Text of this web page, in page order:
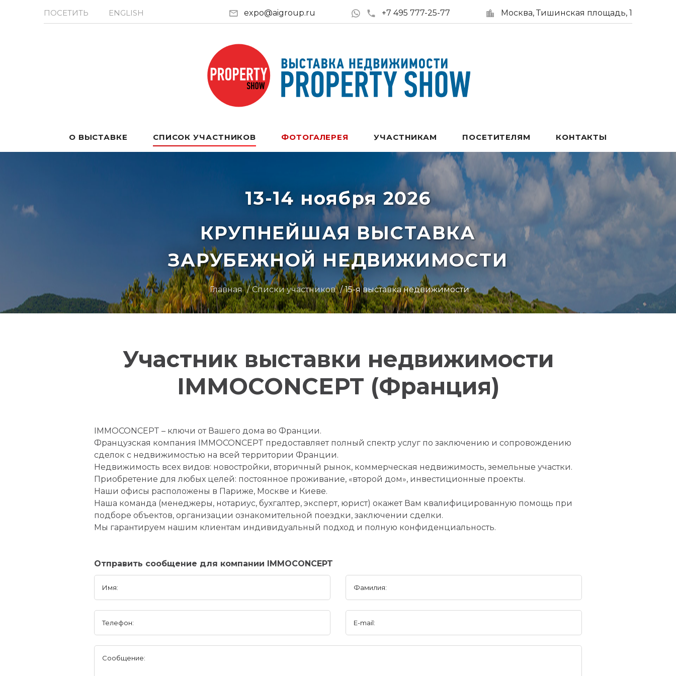
ПОСЕТИТЬ ENGLISH expo@aigroup.ru +7 495 777-25-77 Москва, Тишинская площадь, 1
О ВЫСТАВКЕ СПИСОК УЧАСТНИКОВ ФОТОГАЛЕРЕЯ УЧАСТНИКАМ ПОСЕТИТЕЛЯМ КОНТАКТЫ
13-14 ноября 2026
КРУПНЕЙШАЯ ВЫСТАВКА
ЗАРУБЕЖНОЙ НЕДВИЖИМОСТИ
Главная Списки участников 15-я выставка недвижимости
Участник выставки недвижимости
IMMOCONCEPT (Франция)
IMMOCONCEPT – ключи от Вашего дома во Франции.
Французская компания IMMOCONCEPT предоставляет полный спектр услуг по заключению и сопровождению
сделок с недвижимостью на всей территории Франции.
Недвижимость всех видов: новостройки, вторичный рынок, коммерческая недвижимость, земельные участки.
Приобретение для любых целей: постоянное проживание, «второй дом», инвестиционные проекты.
Наши офисы расположены в Париже, Москве и Киеве.
Наша команда (менеджеры, нотариус, бухгалтер, эксперт, юрист) окажет Вам квалифицированную помощь при
подборе объектов, организации ознакомительной поездки, заключении сделки.
Мы гарантируем нашим клиентам индивидуальный подход и полную конфиденциальность.
Отправить сообщение для компании IMMOCONCEPT
Имя: Фамилия:
Телефон: E-mail:
Сообщение: